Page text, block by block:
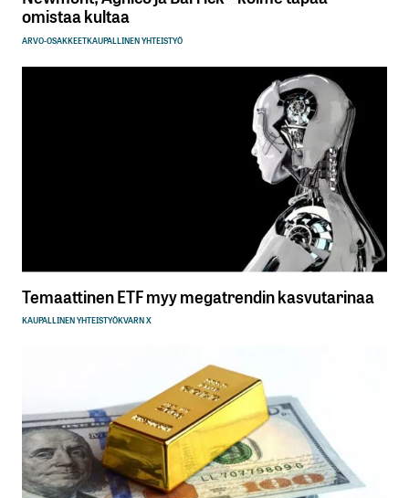
omistaa kultaa
ARVO-OSAKKEETKAUPALLINEN YHTEISTYÖ
Temaattinen ETF myy megatrendin kasvutarinaa
KAUPALLINEN YHTEISTYÖKVARN X